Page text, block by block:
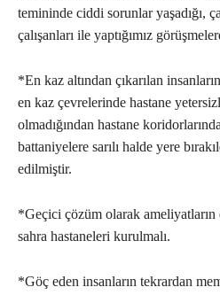
temininde ciddi sorunlar yaşadığı,
çalışanları ile yaptığımız
*En kaz altından çıkarılan
en kaz çevrelerinde hastane
olmadığından hastane
battaniyelere sarılı halde yere
edilmiştir.
*Geçici çözüm olarak ameliyatların
sahra hastaneleri kurulmalı.
*Göç eden insanların tekrardan